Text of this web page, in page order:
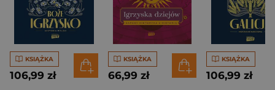
KSIĄŻKA
106,99 zł
KSIĄŻKA
66,99 zł
KSIĄŻKA
106,99 zł